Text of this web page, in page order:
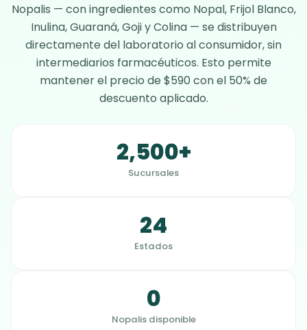
Nopalis — con ingredientes como Nopal, Frijol Blanco,
Inulina, Guaraná, Goji y Colina — se distribuyen
directamente del laboratorio al consumidor, sin
intermediarios farmacéuticos. Esto permite
mantener el precio de $590 con el 50% de
descuento aplicado.
2,500+
Sucursales
24
Estados
0
Nopalis disponible